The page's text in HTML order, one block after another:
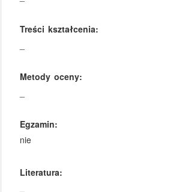
Treści kształcenia:
Metody oceny:
Egzamin:
nie
Literatura: